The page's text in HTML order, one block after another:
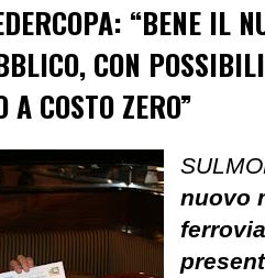
“BENE IL
CON
COSTO ZERO”
nuovo